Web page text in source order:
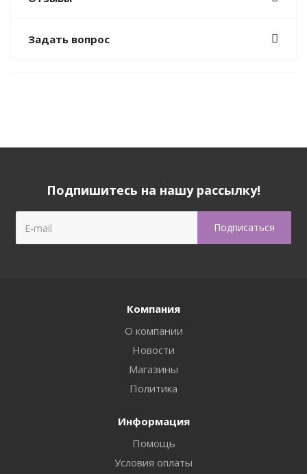
Задать вопрос
Подпишитесь на нашу рассылку!
Компания
О компании
Новости
Магазины
Политика
Информация
Помощь
Условия оплаты